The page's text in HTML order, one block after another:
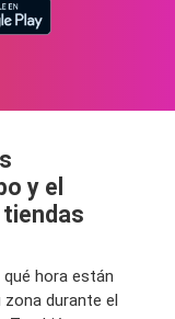
y el
hora están
durante el